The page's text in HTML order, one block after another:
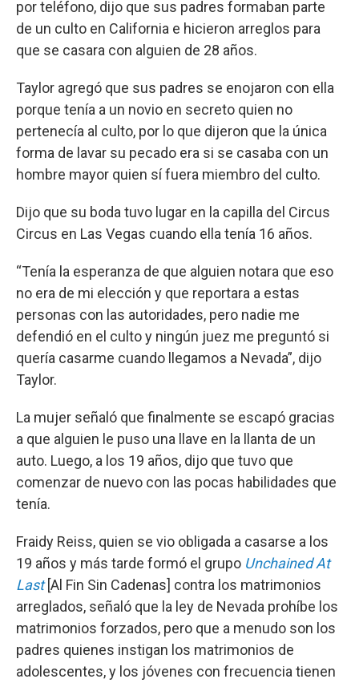
por teléfono, dijo que sus padres formaban parte
de un culto en California e hicieron arreglos para
que se casara con alguien de 28 años.
Taylor agregó que sus padres se enojaron con ella
porque tenía a un novio en secreto quien no
pertenecía al culto, por lo que dijeron que la única
forma de lavar su pecado era si se casaba con un
hombre mayor quien sí fuera miembro del culto.
Dijo que su boda tuvo lugar en la capilla del Circus
Circus en Las Vegas cuando ella tenía 16 años.
“Tenía la esperanza de que alguien notara que eso
no era de mi elección y que reportara a estas
personas con las autoridades, pero nadie me
defendió en el culto y ningún juez me preguntó si
quería casarme cuando llegamos a Nevada”, dijo
Taylor.
La mujer señaló que finalmente se escapó gracias
a que alguien le puso una llave en la llanta de un
auto. Luego, a los 19 años, dijo que tuvo que
comenzar de nuevo con las pocas habilidades que
tenía.
Fraidy Reiss, quien se vio obligada a casarse a los
19 años y más tarde formó el grupo Unchained At
Last[Al Fin Sin Cadenas] contra los matrimonios
arreglados, señaló que la ley de Nevada prohíbe los
matrimonios forzados, pero que a menudo son los
padres quienes instigan los matrimonios de
adolescentes, y los jóvenes con frecuencia tienen